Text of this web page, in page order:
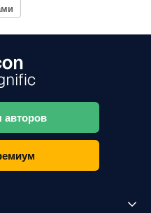
авторов